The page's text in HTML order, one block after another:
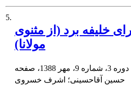
5.
خلیفه برد (از مثنوی
مولانا)
حسین آقاحسینی؛ اشرف خسروی